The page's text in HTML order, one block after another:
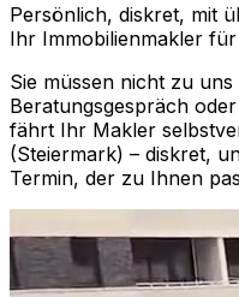
Persönlich, diskret, mit
Ihr Immobilienmakler für
Sie müssen nicht zu
Beratungsgespräch
fährt Ihr Makler
(Steiermark) – diskret,
Termin, der zu Ihnen